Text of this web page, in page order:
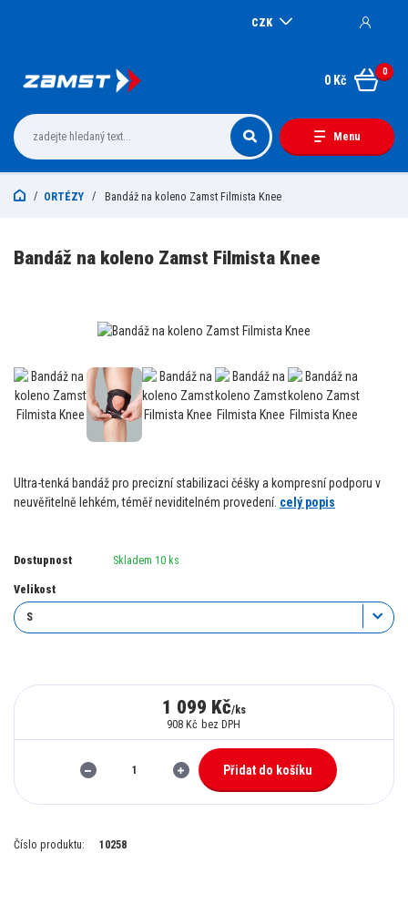
Menu
CZK
0
0 Kč
ORTÉZY Bandáž na koleno Zamst Filmista Knee
Bandáž na koleno Zamst Filmista Knee
Ultra-tenká bandáž pro precizní stabilizaci čéšky a kompresní podporu v
neuvěřitelně lehkém, téměř neviditelném provedení. celý popis
Dostupnost Skladem 10 ks
Velikost
1 099 Kč/ks
908 Kč bez DPH
Přidat do košíku
Číslo produktu: 10258